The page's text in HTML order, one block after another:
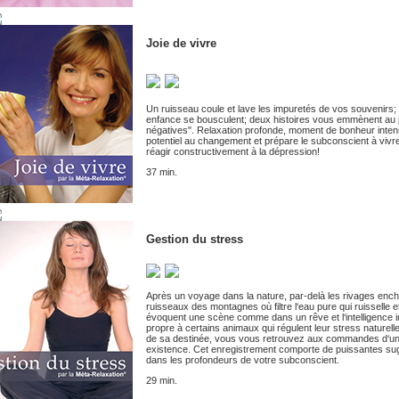
Joie de vivre
Un ruisseau coule et lave les impuretés de vos
enfance se bousculent; deux histoires vous emmènent
négatives". Relaxation profonde, moment de bonheur
potentiel au changement et prépare le subconscient à
réagir constructivement à la dépression!
37 min.
Gestion du stress
Après un voyage dans la nature, par-delà les rivages
ruisseaux des montagnes où filtre l‘eau pure qui ruisselle
évoquent une scène comme dans un rêve et
propre à certains animaux qui régulent leur stress
de sa destinée, vous vous retrouvez aux commandes
existence. Cet enregistrement comporte de puissantes
dans les profondeurs de votre subconscient.
29 min.